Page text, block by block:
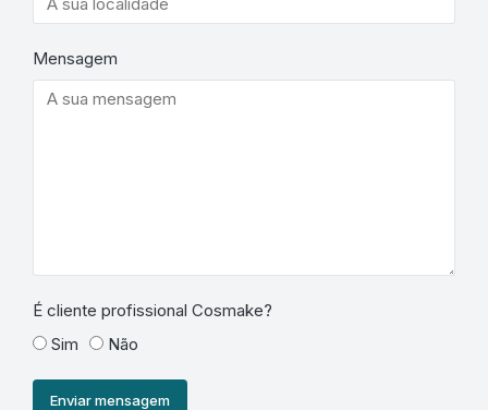
Mensagem
É cliente profissional Cosmake?
Sim
Não
Enviar mensagem